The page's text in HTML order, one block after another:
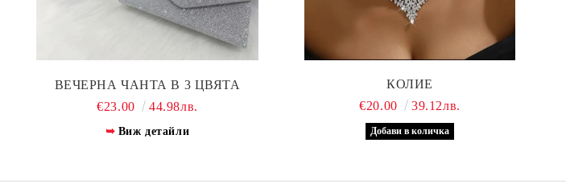
ВЕЧЕРНА ЧАНТА В 3 ЦВЯТА
€23.00
44.98лв.
Виж детайли
КОЛИЕ
€20.00
39.12лв.